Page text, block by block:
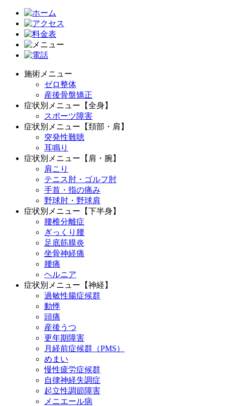
施術メニュー
ゼロ整体
産後骨盤矯正
症状別メニュー【全身】
スポーツ障害
症状別メニュー【頚部・肩】
突発性難聴
耳鳴り
症状別メニュー【肩・腕】
肩こり
テニス肘・ゴルフ肘
手首・指の痛み
野球肘・野球肩
症状別メニュー【下半身】
腰椎分離症
ぎっくり腰
足底筋膜炎
坐骨神経痛
腰痛
ヘルニア
症状別メニュー【神経】
過敏性腸症候群
動悸
頭痛
産後うつ
更年期障害
月経前症候群（PMS）
めまい
慢性疲労症候群
自律神経失調症
起立性調節障害
メニエール病